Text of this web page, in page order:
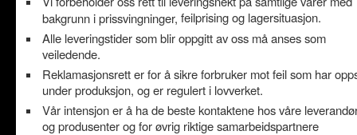
bakgrunn i prissvingninger, feilprising og lagersituasjon.
Alle leveringstider som blir oppgitt av oss må anses som
veiledende.
Reklamasjonsrett er for å sikre forbruker mot feil som har
under produksjon, og er regulert i lovverket.
Vår intensjon er å ha de beste kontaktene hos våre
og produsenter og for øvrig riktige samarbeidspartnere